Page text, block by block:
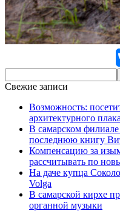
Свежие записи
Возможность:
архитектурного
В самарском филиале
последнюю книгу
Компенсацию за
рассчитывать по
На даче купца
Volga
В самарской кирхе
органной музыки